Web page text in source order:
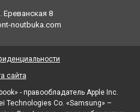
Ереванская 8
noutbuka.com
- правообладатель Apple Inc.
Technologies Co. «Samsung» –
сайта